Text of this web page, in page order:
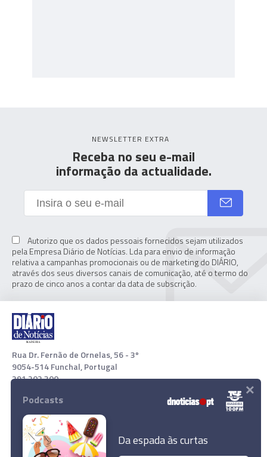
NEWSLETTER EXTRA
Receba no seu e-mail
informação da actualidade.
Autorizo que os dados pessoais fornecidos sejam utilizados
pela Empresa Diário de Notícias. Lda para envio de informação
relativa a campanhas promocionais ou de marketing do DIÁRIO,
através dos seus diversos canais de comunicação, até o termo do
prazo de cinco anos a contar da data de subscrição.
Rua Dr. Fernão de Ornelas, 56 - 3º
9054-514 Funchal, Portugal
291 202 300
Download App
Podcasts
Da espada às curtas
×